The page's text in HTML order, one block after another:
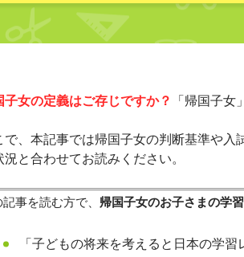
子女の定義はご存じですか？
「帰国子
で、本記事では帰国子女の判断基準や
況と合わせてお読みください。
記事を読む方で、 帰国子女のお子さまの学
「子どもの将来を考えると日本の学習